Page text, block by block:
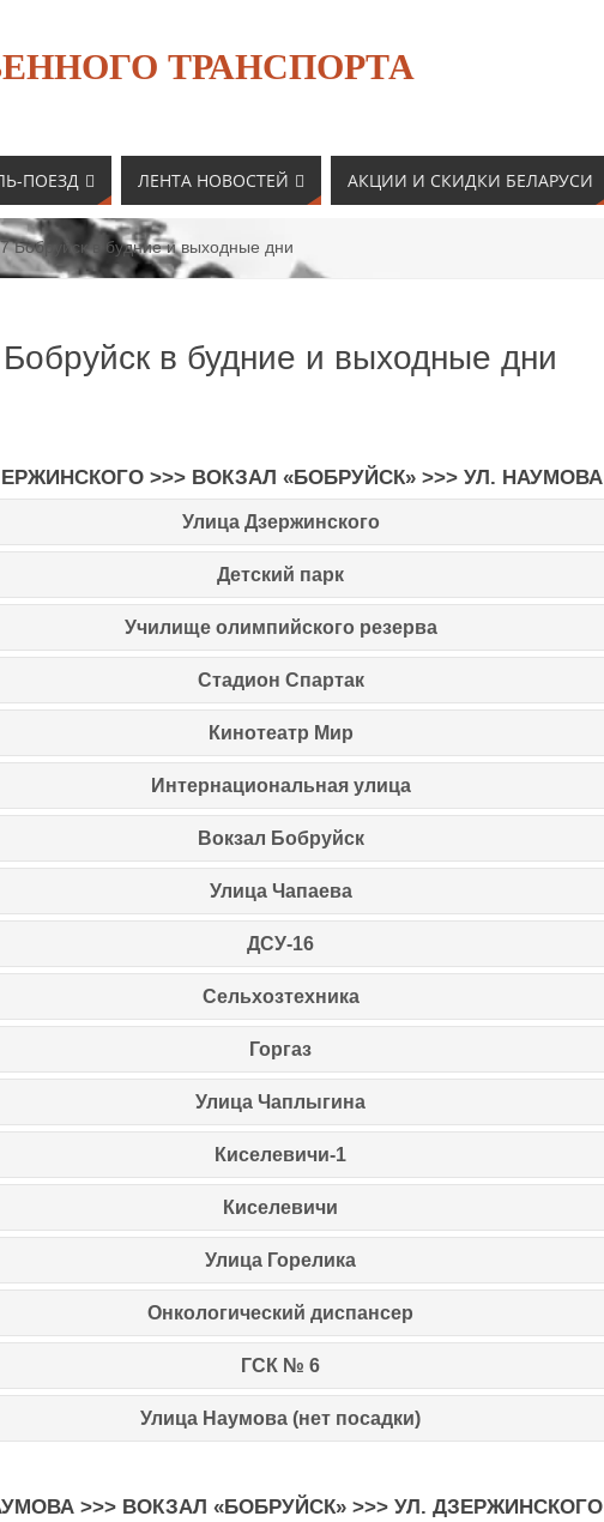
ТРАНСПОРТА
ПОЕЗД ЛЕНТА НОВОСТЕЙ АКЦИИ И СКИДКИ БЕЛАРУСИ
Бобруйск в будние и выходные дни
в будние и выходные дни
>>>ВОКЗАЛ «БОБРУЙСК» >>>УЛ. НАУМОВА
Улица Дзержинского
Детский парк
Училище олимпийского резерва
Стадион Спартак
Кинотеатр Мир
Интернациональная улица
Вокзал Бобруйск
Улица Чапаева
ДСУ-16
Сельхозтехника
Горгаз
Улица Чаплыгина
Киселевичи-1
Киселевичи
Улица Горелика
Онкологический диспансер
ГСК № 6
Улица Наумова (нет посадки)
>>>ВОКЗАЛ «БОБРУЙСК» >>> УЛ. ДЗЕРЖИНСКОГО